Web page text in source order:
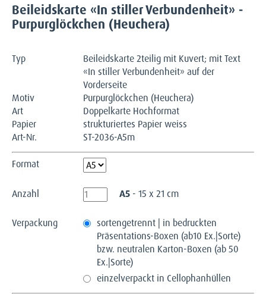
Beileidskarte «In stiller Verbundenheit» -
Purpurglöckchen (Heuchera)
Typ
Beileidskarte 2teilig mit Kuvert; mit Text
«In stiller Verbundenheit» auf der
Vorderseite
Motiv
Purpurglöckchen (Heuchera)
Art
Doppelkarte Hochformat
Papier
strukturiertes Papier weiss
Art-Nr.
ST-2036-A5m
Format
Anzahl A5 - 15 x 21 cm
Verpackung
sortengetrennt | in bedruckten
Präsentations-Boxen (ab10 Ex.|Sorte)
bzw. neutralen Karton-Boxen (ab 50
Ex.|Sorte)
einzelverpackt in Cellophanhüllen